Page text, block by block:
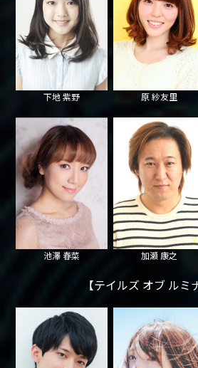
下地 紫野 原 紗友里
池澤 春菜 加瀬 康之
【テイルズ オブ ルミ